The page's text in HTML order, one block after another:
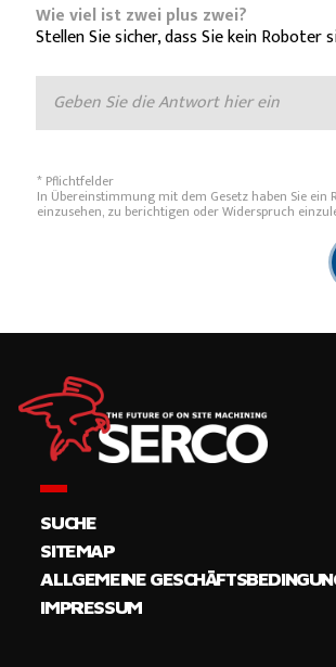
Wie viel ist zwei plus zwei?
Stellen Sie sicher, dass Sie kein Roboter
* Pflichtfelder
In Übereinstimmung mit dem Gesetz haben Sie ein
einzusehen, zu berichtigen oder Widerspruch
SUCHE
SITEMAP
ALLGEMEINE
IMPRESSUM